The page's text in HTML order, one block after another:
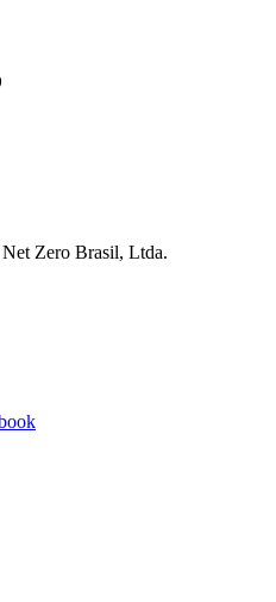
Zero Brasil, Ltda.